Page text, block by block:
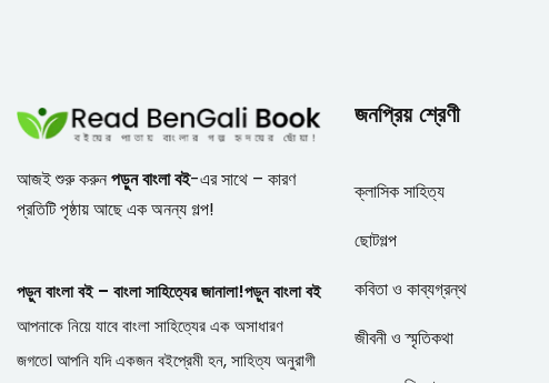
আজই শুরু করুনপড়ুন বাংলা বই-এর সাথে – কারণ
প্রতিটি পৃষ্ঠায় আছে এক অনন্য গল্প!
পড়ুন বাংলা বই – বাংলা সাহিত্যের জানালা!পড়ুন বাংলা বই
আপনাকে নিয়ে যাবে বাংলা সাহিত্যের এক অসাধারণ
জগতে। আপনি যদি একজন বইপ্রেমী হন, সাহিত্য অনুরাগী
জনপ্রিয় শ্রেণী
ক্লাসিক সাহিত্য
ছোটগল্প
কবিতা ও কাব্যগ্রন্থ
জীবনী ও স্মৃতিকথা